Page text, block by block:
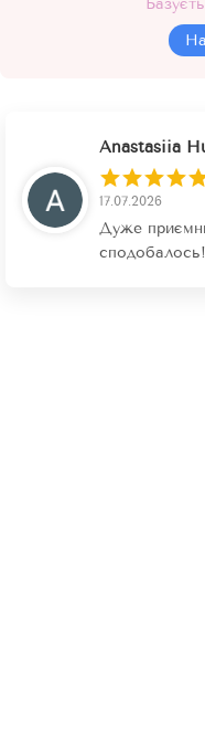
Anastasiia
17.07.2026
Дуже